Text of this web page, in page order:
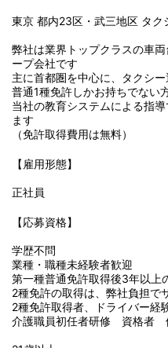
東京 都内23区・武三地区 タク
弊社は業界トップクラスの車
ープ会社です
主に首都圏を中心に、タクシ
普通1種免許しかお持ちでない
当社の教育システムによる指
ます
（免許取得費用は無料）
【雇用形態】
正社員
【応募資格】
学歴不問
業種・職種未経験者歓迎
第一種普通免許取得後3年以上
2種免許の取得は、弊社負担で
2種免許取得者、ドライバー
介護職員初任者研修 資格者